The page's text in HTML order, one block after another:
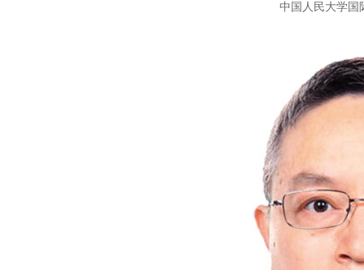
中国人民大学国